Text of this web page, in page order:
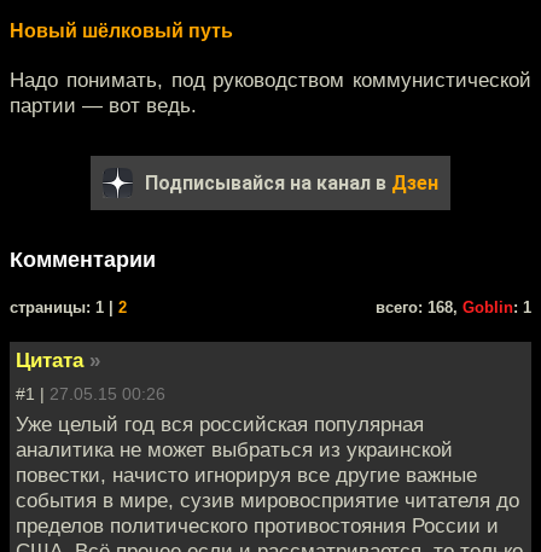
Новый шёлковый путь
Надо понимать, под руководством коммунистической
партии — вот ведь.
Подписывайся на канал в Дзен
Комментарии
cтраницы: 1 | 2 всего: 168, Goblin: 1
Цитата »
#1 | 27.05.15 00:26
Уже целый год вся российская популярная
аналитика не может выбраться из украинской
повестки, начисто игнорируя все другие важные
события в мире, сузив мировосприятие читателя до
пределов политического противостояния России и